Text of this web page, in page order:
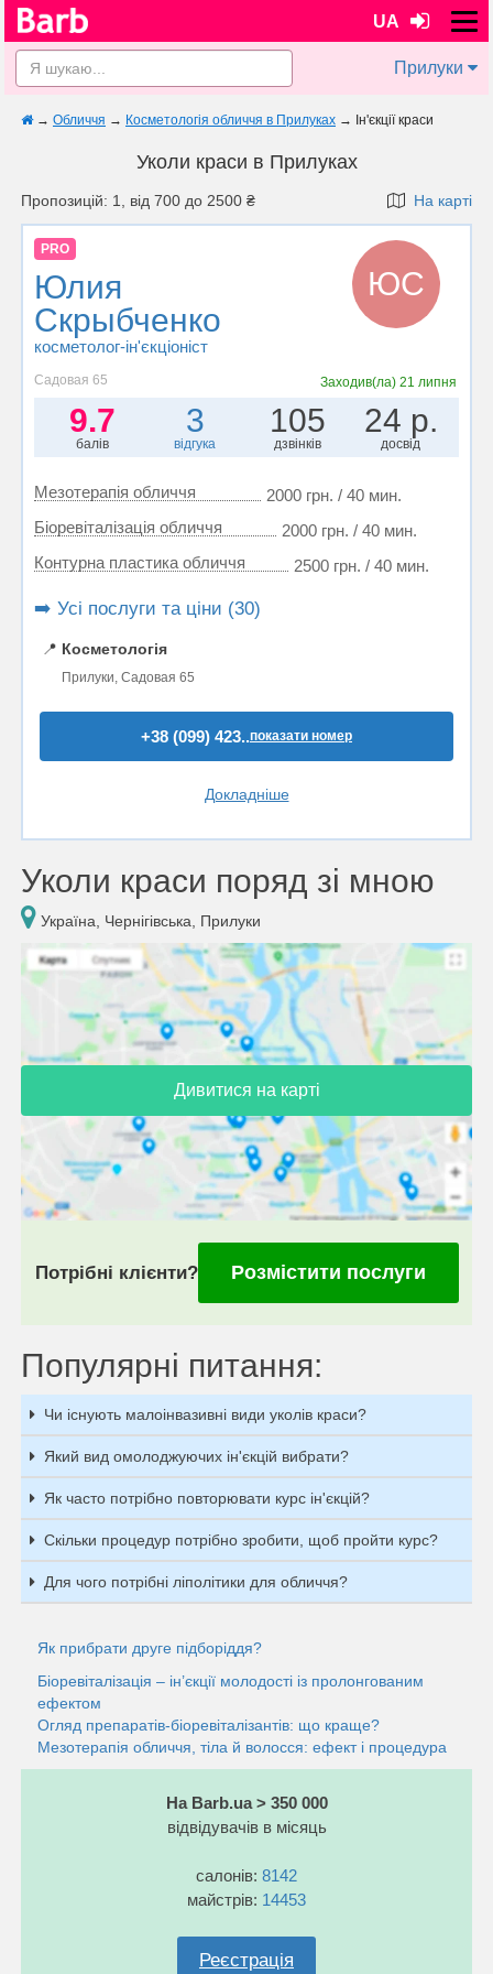
UA
Прилуки
→ Обличчя → Косметологія обличчя в Прилуках → Ін'єкції краси
Уколи краси в Прилуках
Пропозицій: 1, від 700 до 2500 ₴ На карті
PRO
Юлия
Скрыбченко
косметолог-ін'єкціоніст
ЮС
Садовая 65 Заходив(ла) 21 липня
9.7
балів
3
відгука
105
дзвінків
24 р.
досвід
Мезотерапія обличчя
2000 грн. / 40 мин.
Біоревіталізація обличчя
2000 грн. / 40 мин.
Контурна пластика обличчя
2500 грн. / 40 мин.
➡️ Усі послуги та ціни (30)
📍 Косметологія
Прилуки, Садовая 65
+38 (099) 423..показати номер
Докладніше
Уколи краси поряд зі мною
Україна, Чернігівська, Прилуки
Дивитися на карті
Потрібні клієнти? Розмістити послуги
Популярні питання:
Чи існують малоінвазивні види уколів краси?
Який вид омолоджуючих ін'єкцій вибрати?
Як часто потрібно повторювати курс ін'єкцій?
Скільки процедур потрібно зробити, щоб пройти курс?
Для чого потрібні ліполітики для обличчя?
Як прибрати друге підборіддя?
Біоревіталізація – ін’єкції молодості із пролонгованим
ефектом
Огляд препаратів-біоревіталізантів: що краще?
Мезотерапія обличчя, тіла й волосся: ефект і процедура
На Barb.ua > 350 000
відвідувачів в місяць
салонів: 8142
майстрів: 14453
Реєстрація